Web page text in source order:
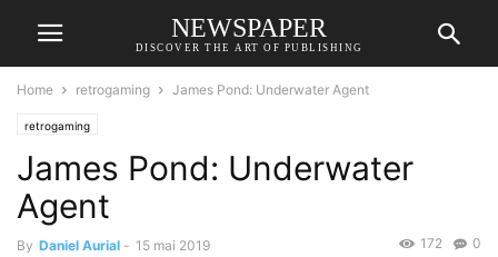
NEWSPAPER
DISCOVER THE ART OF PUBLISHING
Home retrogaming James Pond: Underwater Agent
retrogaming
James Pond: Underwater
Agent
By Daniel Aurial - 15 mai 2019 0
172